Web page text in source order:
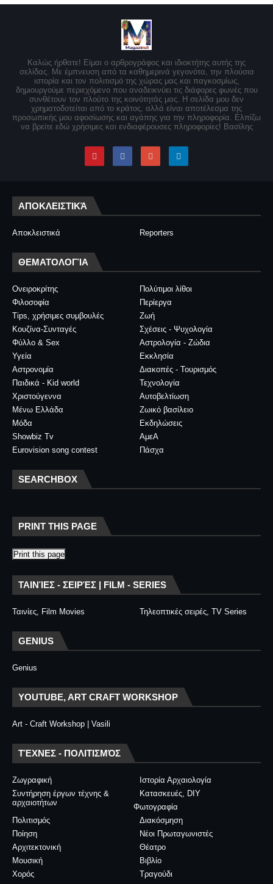
Καλώς ήρθατε! Είμαι ο αρθρογράφος και ιδιοκτήτης αυτής της
σελίδας. Με έμπνευση από τα καθημερινά γεγονότα, την πλούσια
ιστορία και τον πολιτισμό της χώρας μας και παγκοσμίως,
δημιουργούμε περιεχόμενο που αναδεικνύει τις διάφορες φωνές που
συνθέτουν τον πλούτο της κοινότητάς μας. Η σελίδα μου δεν
χρηματοδοτείται από το κράτος, αλλά είναι αποτέλεσμα της
προσωπικής μου αφοσίωσης και αγάπης για την πληροφορία. Ελπίζω
να βρείτε εδώ χρήσιμες και ενδιαφέρουσες πληροφορίες! Βασίλης
ΑΠΟΚΛΕΙΣΤΙΚΆ
Αποκλειστικά Reporters
ΘΕΜΑΤΟΛΟΓΊΑ
Ονειροκρίτης
Πολύτιμοι λίθοι
Φιλοσοφία
Περίεργα
Tips, χρήσιμες συμβουλές
Ζωή
Κουζίνα-Συνταγές
Σχέσεις - Ψυχολογία
Φύλλο & Sex
Αστρολογία - Ζώδια
Υγεία
Εκκλησία
Αστρονομία
Διακοπές - Τουρισμός
Παιδικά - Kid world
Τεχνολογία
Χριστούγεννα
Αυτοβελτίωση
Μένω Ελλάδα
Ζωικό βασίλειο
Μόδα
Εκδηλώσεις
Showbiz Tv
ΑμεΑ
Eurovision song contest
Πάσχα
SEARCHBOX
PRINT THIS PAGE
Print this page
ΤΑΙΝΊΕΣ - ΣΕΙΡΈΣ | FILM - SERIES
Ταινίες, Film Movies Τηλεοπτικές σειρές, TV Series
GENIUS
Genius
YOUTUBE, ART CRAFT WORKSHOP
Art - Craft Workshop | Vasili
ΤΈΧΝΕΣ - ΠΟΛΙΤΙΣΜΌΣ
Ζωγραφική
Ιστορία Αρχαιολογία
Συντήρηση έργων τέχνης &
αρχαιοτήτων
Κατασκευές, DIY
Φωτογραφία
Διακόσμηση
Πολιτισμός
Νέοι Πρωταγωνιστές
Ποίηση
Θέατρο
Αρχιτεκτονική
Βιβλίο
Μουσική
Τραγούδι
Χορός